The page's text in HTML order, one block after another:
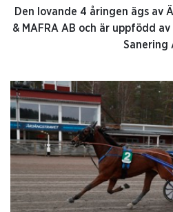
Den lovande 4 åringen ägs av
& MAFRA AB och är uppfödd
Sanering